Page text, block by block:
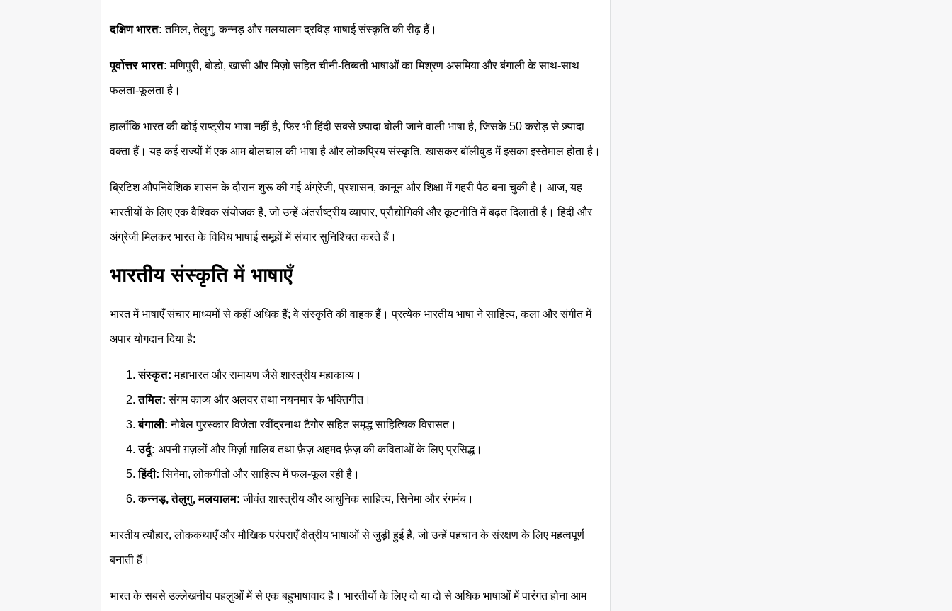
दक्षिण भारत: तमिल, तेलुगु, कन्नड़ और मलयालम द्रविड़ भाषाई संस्कृति की रीढ़ हैं।
पूर्वोत्तर भारत:मणिपुरी, बोडो, खासी और मिज़ो सहित चीनी-तिब्बती भाषाओं का मिश्रण असमिया और बंगाली के साथ-साथ
फलता-फूलता है।
हालाँकि भारत की कोई राष्ट्रीय भाषा नहीं है, फिर भी हिंदी सबसे ज़्यादा बोली जाने वाली भाषा है, जिसके 50 करोड़ से ज़्यादा
वक्ता हैं। यह कई राज्यों में एक आम बोलचाल की भाषा है और लोकप्रिय संस्कृति, खासकर बॉलीवुड में इसका इस्तेमाल होता है।
ब्रिटिश औपनिवेशिक शासन के दौरान शुरू की गई अंग्रेजी, प्रशासन, कानून और शिक्षा में गहरी पैठ बना चुकी है। आज, यह
भारतीयों के लिए एक वैश्विक संयोजक है, जो उन्हें अंतर्राष्ट्रीय व्यापार, प्रौद्योगिकी और कूटनीति में बढ़त दिलाती है। हिंदी और
अंग्रेजी मिलकर भारत के विविध भाषाई समूहों में संचार सुनिश्चित करते हैं।
भारतीय संस्कृति में भाषाएँ
भारत में भाषाएँ संचार माध्यमों से कहीं अधिक हैं; वे संस्कृति की वाहक हैं। प्रत्येक भारतीय भाषा ने साहित्य, कला और संगीत में
अपार योगदान दिया है:
संस्कृत:महाभारत और रामायण जैसे शास्त्रीय महाकाव्य।
तमिल: संगम काव्य और अलवर तथा नयनमार के भक्तिगीत।
बंगाली: नोबेल पुरस्कार विजेता रवींद्रनाथ टैगोर सहित समृद्ध साहित्यिक विरासत।
उर्दू: अपनी ग़ज़लों और मिर्ज़ा ग़ालिब तथा फ़ैज़ अहमद फ़ैज़ की कविताओं के लिए प्रसिद्ध।
हिंदी: सिनेमा, लोकगीतों और साहित्य में फल-फूल रही है।
कन्नड़, तेलुगु, मलयालम:जीवंत शास्त्रीय और आधुनिक साहित्य, सिनेमा और रंगमंच।
भारतीय त्यौहार, लोककथाएँ और मौखिक परंपराएँ क्षेत्रीय भाषाओं से जुड़ी हुई हैं, जो उन्हें पहचान के संरक्षण के लिए महत्वपूर्ण
बनाती हैं।
भारत के सबसे उल्लेखनीय पहलुओं में से एक बहुभाषावाद है। भारतीयों के लिए दो या दो से अधिक भाषाओं में पारंगत होना आम